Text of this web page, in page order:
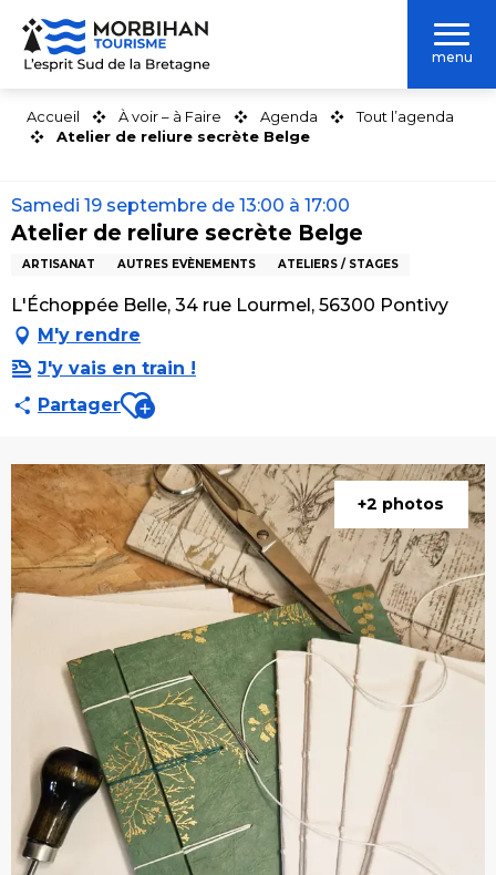
Aller
contenu
menu
Accueil À voir – à Faire Agenda
Tout l’agenda
Atelier de reliure secrète Belge
Samedi 19 septembre de 13:00 à 17:00
Atelier de reliure secrète Belge
ARTISANAT AUTRES EVÈNEMENTS ATELIERS / STAGES
L'Échoppée Belle, 34 rue Lourmel, 56300 Pontivy
M'y rendre
J'y vais en train !
PartagerAjouter aux favoris
+2 photos